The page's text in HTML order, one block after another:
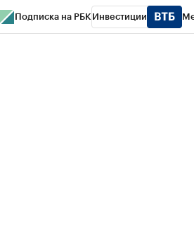
Подписка на РБК Инвестиции